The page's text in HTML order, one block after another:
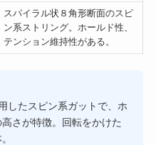
スパイラル状８角形断面のスピ
ン系ストリング。ホールド性、
テンション維持性がある。
したスピン系ガットで、ホ
さが特徴。回転をかけた